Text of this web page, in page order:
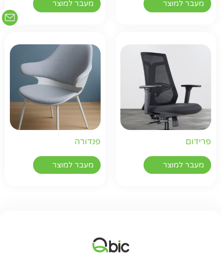
מעבר למוצר מעבר למוצר
פרידום
מעבר למוצר
פנדורה
מעבר למוצר